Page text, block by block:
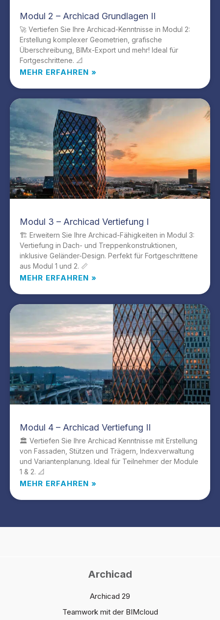
Modul 2 – Archicad Grundlagen II
🚀 Vertiefen Sie Ihre Archicad-Kenntnisse in Modul 2:
Erstellung komplexer Geometrien, grafische
Überschreibung, BIMx-Export und mehr! Ideal für
Fortgeschrittene. 📐
MEHR ERFAHREN »
Modul 3 – Archicad Vertiefung I
🏗️ Erweitern Sie Ihre Archicad-Fähigkeiten in Modul 3:
Vertiefung in Dach- und Treppenkonstruktionen,
inklusive Geländer-Design. Perfekt für Fortgeschrittene
aus Modul 1 und 2. 📏
MEHR ERFAHREN »
Modul 4 – Archicad Vertiefung II
🏛️ Vertiefen Sie Ihre Archicad Kenntnisse mit Erstellung
von Fassaden, Stützen und Trägern, Indexverwaltung
und Variantenplanung. Ideal für Teilnehmer der Module
1 & 2. 📐
MEHR ERFAHREN »
Archicad
Archicad 29
Teamwork mit der BIMcloud